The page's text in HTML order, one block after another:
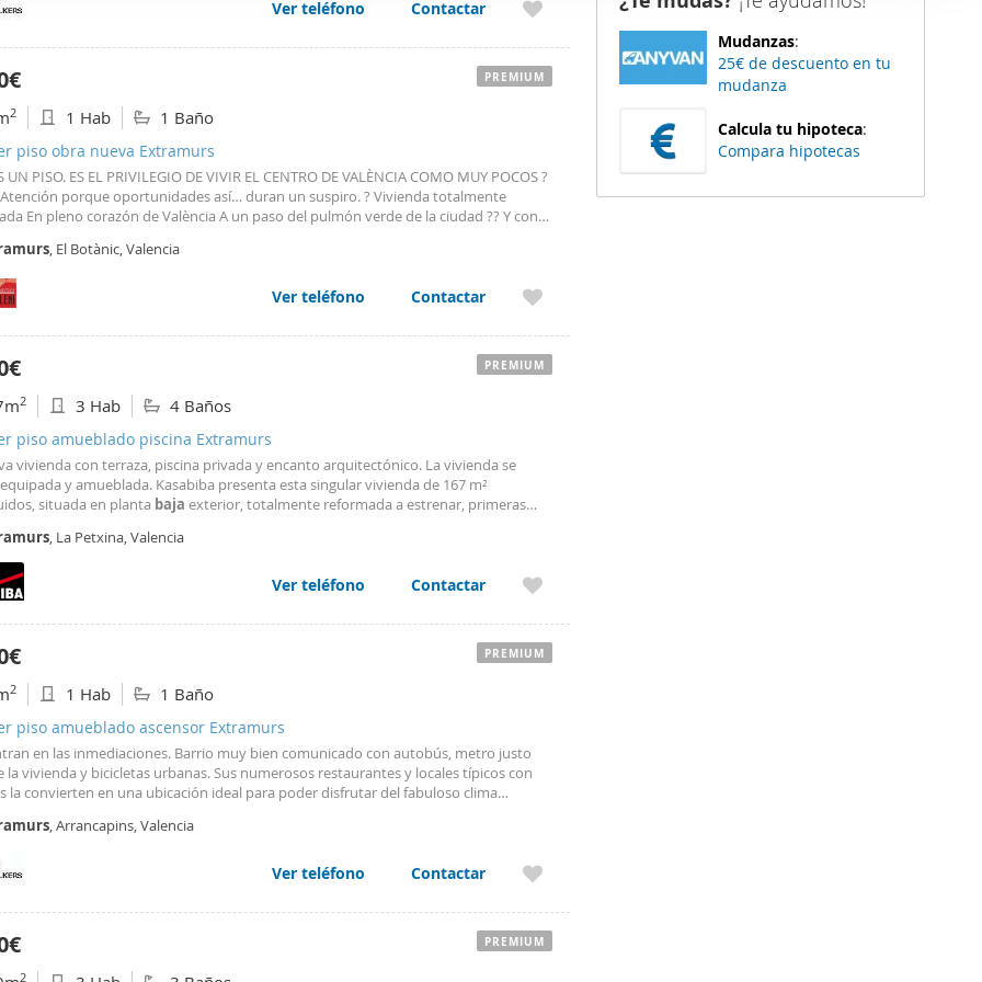
se usan para personalizar el contenido y los anuncios, ofrecer funciones
el tráfico. Además, compartimos información sobre el uso que haga del
de redes sociales, publicidad y análisis web, quienes pueden
Ver teléfono Contactar
2 1 Hab 1 Baño
piso obra nueva Extramurs
UN PISO. ES EL PRIVILEGIO DE VIVIR EL CENTRO DE VALÈNCIA COMO MUY POCOS ?
Atención porque oportunidades así… duran un suspiro. ? Vivienda totalmente
En pleno corazón de València A un paso del pulmón verde de la ciudad ?? Y con
Desayunos al sol Restaurantes espectaculares
, El Botànic, Valencia
Ver teléfono Contactar
PREMIUM
2 3 Hab 4 Baños
piso amueblado piscina Extramurs
vivienda con terraza, piscina privada y encanto arquitectónico. La vivienda se
y amueblada. Kasabiba presenta esta singular vivienda de 167 m²
situada en planta baja exterior, totalmente reformada a estrenar, primeras
contemporáneo. La propiedad se distribuye
, La Petxina, Valencia
Ver teléfono Contactar
PREMIUM
2 1 Hab 1 Baño
piso amueblado ascensor Extramurs
en las inmediaciones. Barrio muy bien comunicado con autobús, metro justo
la vivienda y bicicletas urbanas. Sus numerosos restaurantes y locales típicos con
la convierten en una ubicación ideal para poder disfrutar del fabuloso clima
, Arrancapins, Valencia
Ver teléfono Contactar
PREMIUM
2
PREMIUM
Mudanzas:
25€ de descuento en tu
mudanza
Calcula tu hipoteca:
Compara hipotecas